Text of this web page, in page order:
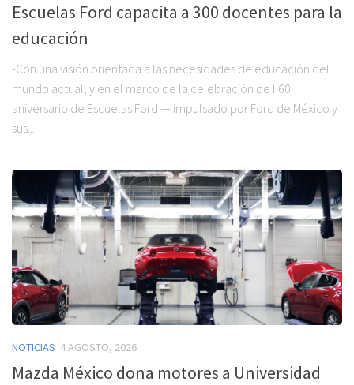
Escuelas Ford capacita a 300 docentes para la
educación
-Con una visión orientada a las necesidades de educación del
mundo actual, y en el marco de la celebración de l 60
aniversario de Escuelas Ford — impulsado por Ford de México y
sus...
NOTICIAS 4 AGOSTO, 2026
Mazda México dona motores a Universidad